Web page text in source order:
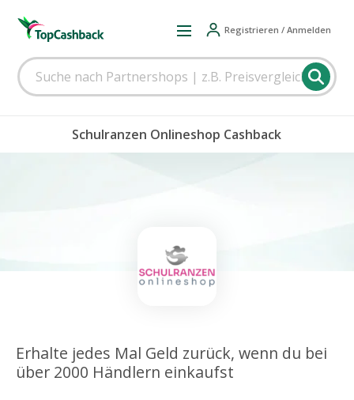
Registrieren / Anmelden
Schulranzen Onlineshop Cashback
Erhalte jedes Mal Geld zurück, wenn du bei
über 2000 Händlern einkaufst